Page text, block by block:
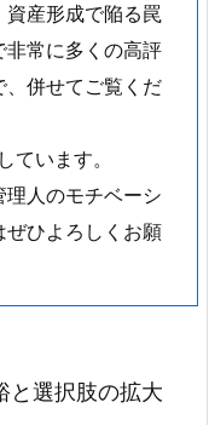
資産形成で陥る罠
非常に多くの高評
併せてご覧くだ
ています。
人のモチベーシ
ぜひよろしくお願
と選択肢の拡大